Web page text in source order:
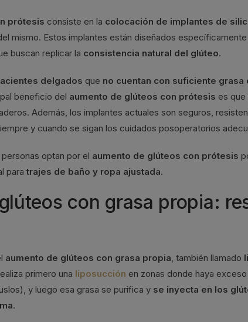
prótesis consiste en la colocación de implantes de
mismo. Estos implantes están diseñados
buscan replicar la consistencia natural del glúteo.
delgados que no cuentan con suficiente grasa
beneficio del aumento de glúteos con prótesis es que
Además, los implantes actuales son seguros,
y cuando se sigan los cuidados posoperatorios
optan por el aumento de glúteos con prótesis
para trajes de baño y ropa ajustada.
con grasa propia:
aumento de glúteos con grasa propia, también llamado
primero una liposucción en zonas donde haya
y luego esa grasa se purifica y se inyecta en los
.